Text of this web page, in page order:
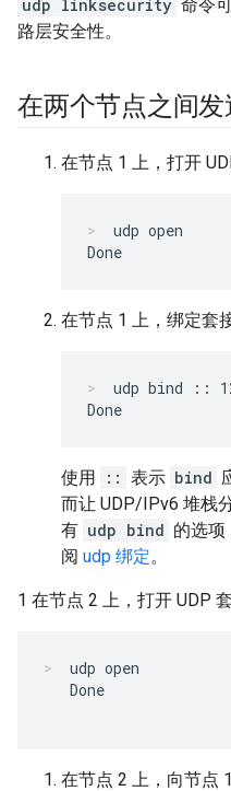
udp linksecurity 命令
路层安全性。
在两个节点之间
在节点 1 上，打开
udp open
在节点 1 上，绑定套
udp bind ::
使用 :: 表示 bind
而让 UDP/IPv6 堆栈
有 udp bind 的选项
阅 udp 绑定。
1 在节点 2 上，打开 UDP 套
udp open
   Done
在节点 2 上，向节点